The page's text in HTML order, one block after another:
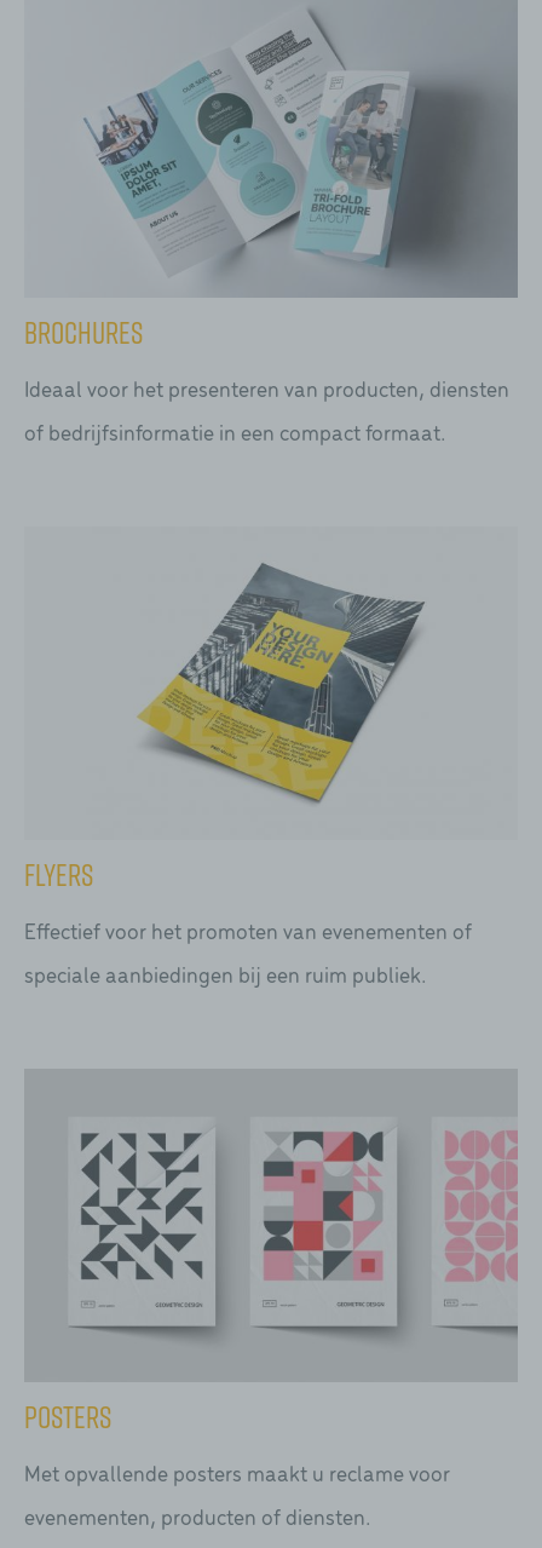
Brochures
Ideaal voor het presenteren van producten, diensten
of bedrijfsinformatie in een compact formaat.
Flyers
Effectief voor het promoten van evenementen of
speciale aanbiedingen bij een ruim publiek.
Posters
Met opvallende posters maakt u reclame voor
evenementen, producten of diensten.